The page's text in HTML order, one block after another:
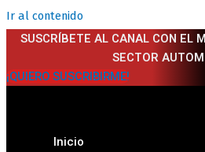
Ir al contenido
SUSCRÍBETE AL CANAL CON EL
SECTOR
¡QUIERO SUSCRIBIRME!
Inicio